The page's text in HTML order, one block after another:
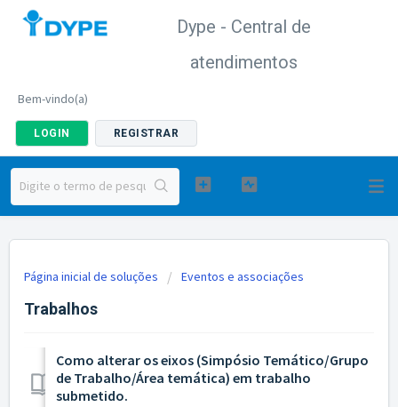
Dype - Central de
atendimentos
Bem-vindo(a)
LOGIN REGISTRAR
Página inicial de soluções Eventos e associações
Trabalhos
Como alterar os eixos (Simpósio Temático/Grupo
de Trabalho/Área temática) em trabalho
submetido.